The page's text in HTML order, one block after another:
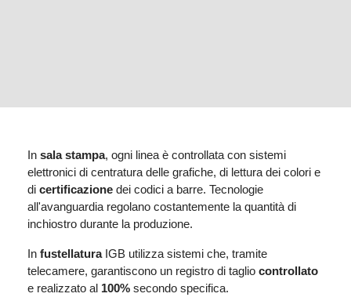
In sala stampa, ogni linea è controllata con sistemi
elettronici di centratura delle grafiche, di lettura dei colori e
di certificazione dei codici a barre. Tecnologie
all'avanguardia regolano costantemente la quantità di
inchiostro durante la produzione.
In fustellaturaIGB utilizza sistemi che, tramite
telecamere, garantiscono un registro di taglio controllato
e realizzato al 100% secondo specifica.